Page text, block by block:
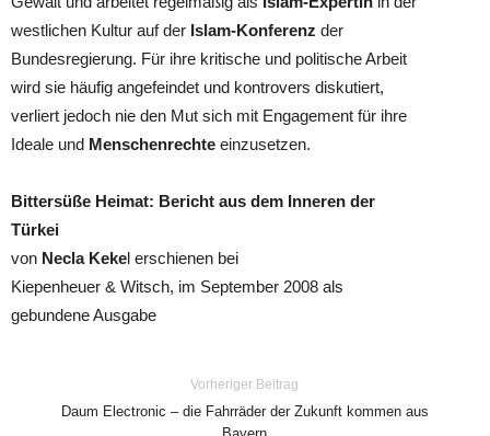
westlichen Kultur auf der Islam-Konferenz der
Bundesregierung. Für ihre kritische und politische Arbeit
wird sie häufig angefeindet und kontrovers diskutiert,
verliert jedoch nie den Mut sich mit Engagement für ihre
Ideale und Menschenrechte einzusetzen.
Bittersüße Heimat: Bericht aus dem Inneren der
Türkei
von Necla Kekel erschienen bei
Kiepenheuer & Witsch, im September 2008 als
gebundene Ausgabe
Vorheriger Beitrag
Daum Electronic – die Fahrräder der Zukunft kommen aus